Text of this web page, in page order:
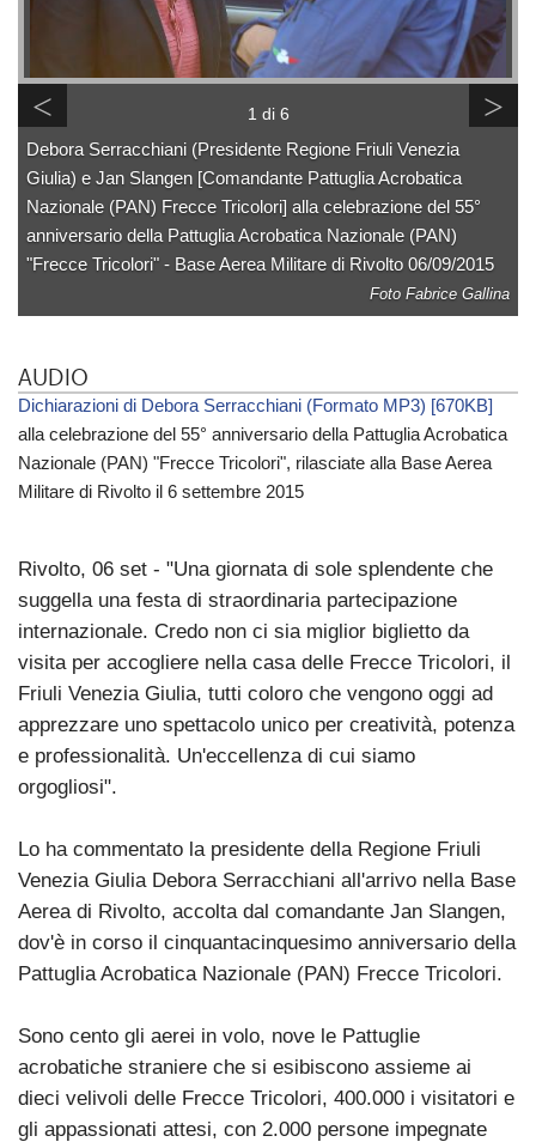
< 1 di 6 >
Debora Serracchiani (Presidente Regione Friuli Venezia
Giulia) e Jan Slangen [Comandante Pattuglia Acrobatica
Nazionale (PAN) Frecce Tricolori] alla celebrazione del 55°
anniversario della Pattuglia Acrobatica Nazionale (PAN)
"Frecce Tricolori" - Base Aerea Militare di Rivolto 06/09/2015
Foto Fabrice Gallina
AUDIO
Dichiarazioni di Debora Serracchiani (Formato MP3) [670KB]
alla celebrazione del 55° anniversario della Pattuglia Acrobatica
Nazionale (PAN) "Frecce Tricolori", rilasciate alla Base Aerea
Militare di Rivolto il 6 settembre 2015
Rivolto, 06 set - "Una giornata di sole splendente che
suggella una festa di straordinaria partecipazione
internazionale. Credo non ci sia miglior biglietto da
visita per accogliere nella casa delle Frecce Tricolori, il
Friuli Venezia Giulia, tutti coloro che vengono oggi ad
apprezzare uno spettacolo unico per creatività, potenza
e professionalità. Un'eccellenza di cui siamo
orgogliosi".
Lo ha commentato la presidente della Regione Friuli
Venezia Giulia Debora Serracchiani all'arrivo nella Base
Aerea di Rivolto, accolta dal comandante Jan Slangen,
dov'è in corso il cinquantacinquesimo anniversario della
Pattuglia Acrobatica Nazionale (PAN) Frecce Tricolori.
Sono cento gli aerei in volo, nove le Pattuglie
acrobatiche straniere che si esibiscono assieme ai
dieci velivoli delle Frecce Tricolori, 400.000 i visitatori e
gli appassionati attesi, con 2.000 persone impegnate